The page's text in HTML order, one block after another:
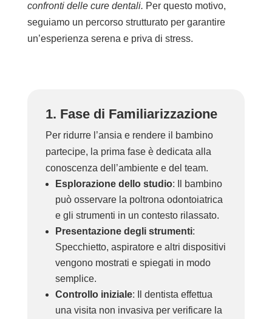
confronti delle cure dentali. Per questo motivo,
seguiamo un percorso strutturato per garantire
un’esperienza serena e priva di stress.
1. Fase di Familiarizzazione
Per ridurre l’ansia e rendere il bambino
partecipe, la prima fase è dedicata alla
conoscenza dell’ambiente e del team.
Esplorazione dello studio: Il bambino
può osservare la poltrona odontoiatrica
e gli strumenti in un contesto rilassato.
Presentazione degli strumenti:
Specchietto, aspiratore e altri dispositivi
vengono mostrati e spiegati in modo
semplice.
Controllo iniziale: Il dentista effettua
una visita non invasiva per verificare la